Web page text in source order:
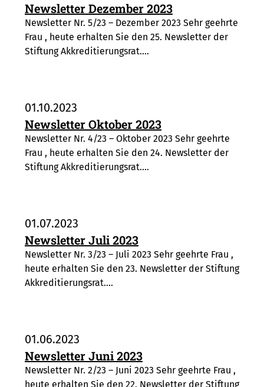
Newsletter Dezember 2023
Newsletter Nr. 5/23 – Dezember 2023 Sehr geehrte
Frau , heute erhalten Sie den 25. Newsletter der
Stiftung Akkreditierungsrat.…
01.10.2023
Newsletter Oktober 2023
Newsletter Nr. 4/23 – Oktober 2023 Sehr geehrte
Frau , heute erhalten Sie den 24. Newsletter der
Stiftung Akkreditierungsrat.…
01.07.2023
Newsletter Juli 2023
Newsletter Nr. 3/23 – Juli 2023 Sehr geehrte Frau ,
heute erhalten Sie den 23. Newsletter der Stiftung
Akkreditierungsrat.…
01.06.2023
Newsletter Juni 2023
Newsletter Nr. 2/23 – Juni 2023 Sehr geehrte Frau ,
heute erhalten Sie den 22. Newsletter der Stiftung